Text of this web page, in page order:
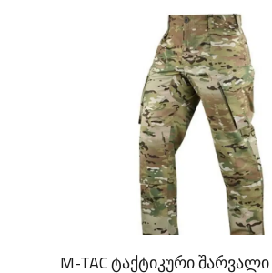
M-TAC ტაქტიკური შარვალი